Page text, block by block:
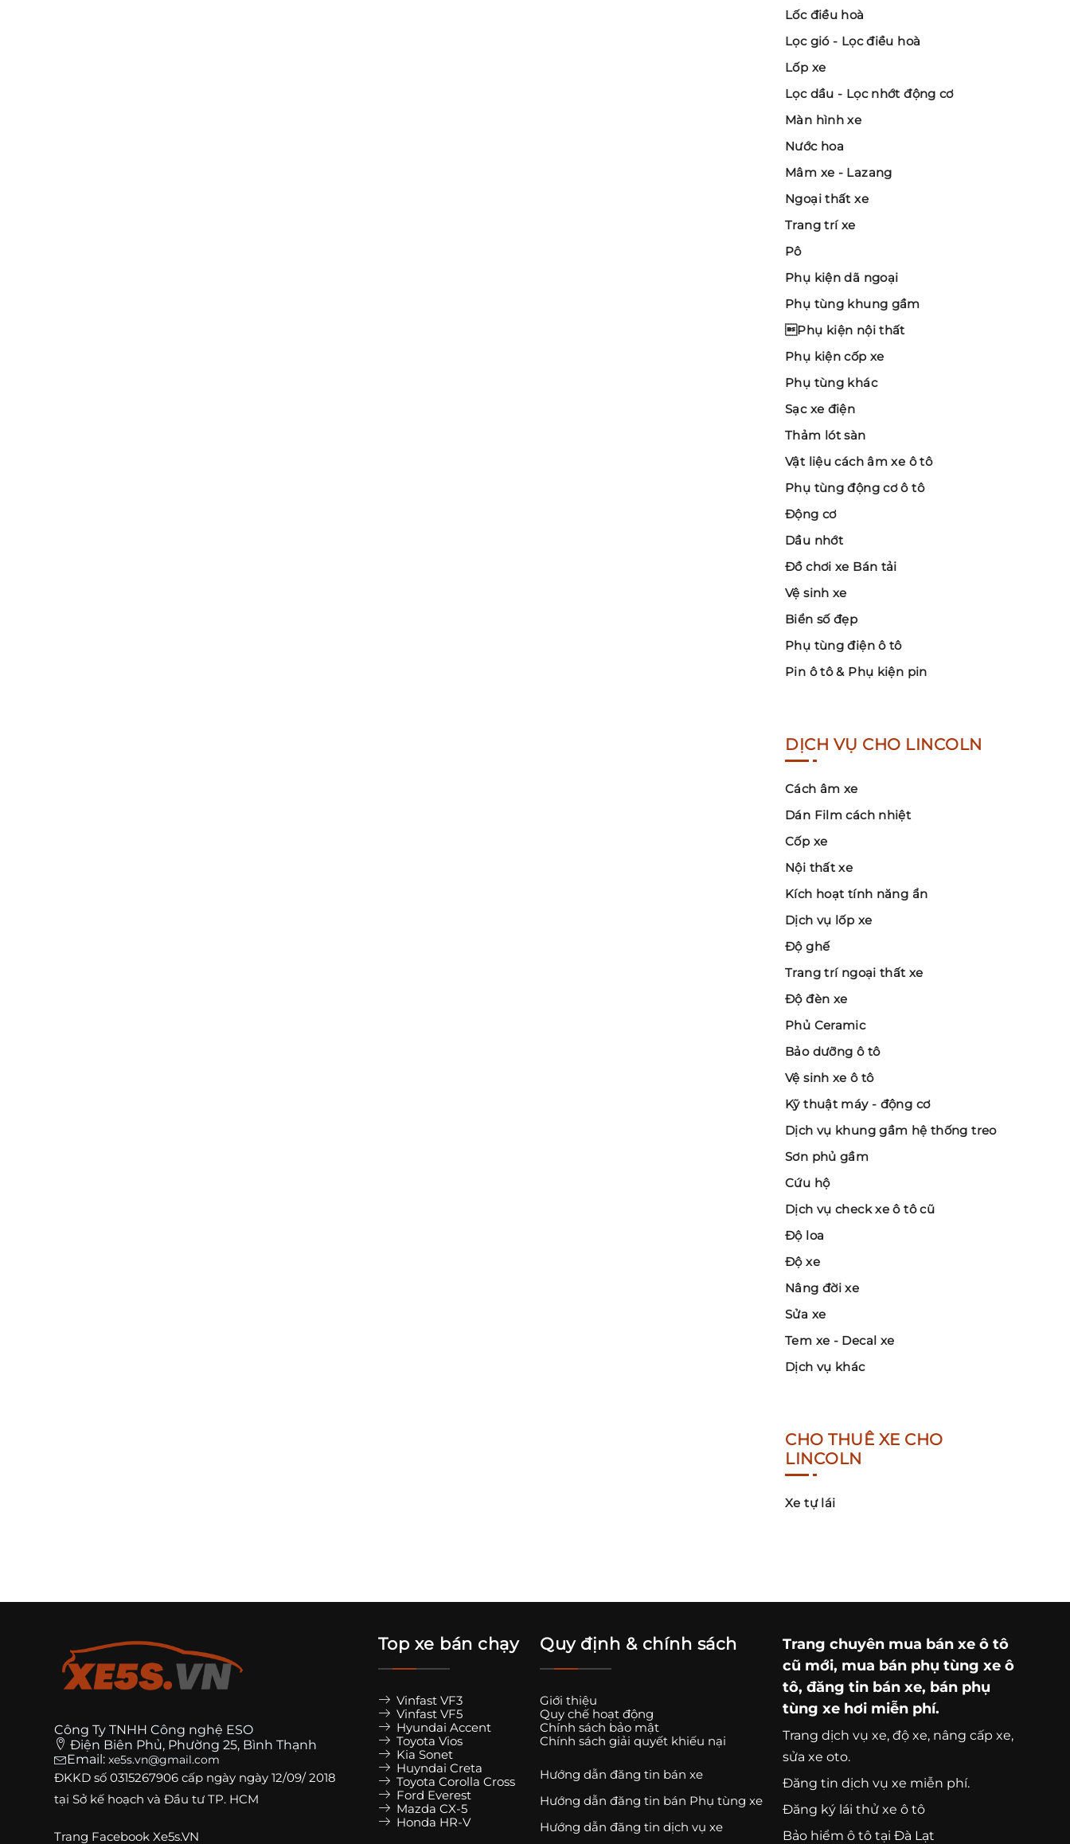
Lốc điều hoà
Lọc gió - Lọc điều hoà
Lốp xe
Lọc dầu - Lọc nhớt động cơ
Màn hình xe
Nước hoa
Mâm xe - Lazang
Ngoại thất xe
Trang trí xe
Pô
Phụ kiện dã ngoại
Phụ tùng khung gầm
Phụ kiện nội thất
Phụ kiện cốp xe
Phụ tùng khác
Sạc xe điện
Thảm lót sàn
Vật liệu cách âm xe ô tô
Phụ tùng động cơ ô tô
Động cơ
Dầu nhớt
Đồ chơi xe Bán tải
Vệ sinh xe
Biển số đẹp
Phụ tùng điện ô tô
Pin ô tô & Phụ kiện pin
DỊCH VỤ CHO LINCOLN
Cách âm xe
Dán Film cách nhiệt
Cốp xe
Nội thất xe
Kích hoạt tính năng ẩn
Dịch vụ lốp xe
Độ ghế
Trang trí ngoại thất xe
Độ đèn xe
Phủ Ceramic
Bảo dưỡng ô tô
Vệ sinh xe ô tô
Kỹ thuật máy - động cơ
Dịch vụ khung gầm hệ thống treo
Sơn phủ gầm
Cứu hộ
Dịch vụ check xe ô tô cũ
Độ loa
Độ xe
Nâng đời xe
Sửa xe
Tem xe - Decal xe
Dịch vụ khác
CHO THUÊ XE CHO
LINCOLN
Xe tự lái
Công Ty TNHH Công nghệ ESO
Điện Biên Phủ, Phường 25, Bình Thạnh
Email: xe5s.vn@gmail.com
ĐKKD số 0315267906 cấp ngày ngày 12/09/ 2018
tại Sở kế hoạch và Đầu tư TP. HCM
Trang Facebook Xe5s.VN
Top xe bán chạy
Vinfast VF3
Vinfast VF5
Hyundai Accent
Toyota Vios
Kia Sonet
Huyndai Creta
Toyota Corolla Cross
Ford Everest
Mazda CX-5
Honda HR-V
Quy định & chính sách
Giới thiệu
Quy chế hoạt động
Chính sách bảo mật
Chính sách giải quyết khiếu nại
Hướng dẫn đăng tin bán xe
Hướng dẫn đăng tin bán Phụ tùng xe
Hướng dẫn đăng tin dịch vụ xe
Trang chuyên mua bán xe ô tô
cũ mới, mua bán phụ tùng xe ô
tô, đăng tin bán xe, bán phụ
tùng xe hơi miễn phí.
Trang dịch vụ xe, độ xe, nâng cấp xe,
sửa xe oto.
Đăng tin dịch vụ xe miễn phí.
Đăng ký lái thử xe ô tô
Bảo hiểm ô tô tại Đà Lạt